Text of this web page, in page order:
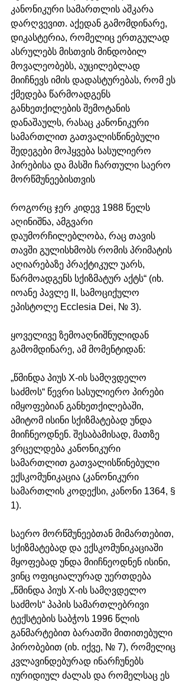
კანონიკური სამართლის აშკარა
დარღვევით. აქედან გამომდინარე,
დიკასტერია, რომელიც ერთგულად
ასრულებს მისთვის მინდობილ
მოვალეობებს, აუცილებლად
მიიჩნევს იმის დადასტურებას, რომ ეს
ქმედება წარმოადგენს
განხეთქილების შემოტანის
დანაშაულს, რასაც კანონიკური
სამართლით გათვალისწინებული
შედეგები მოჰყვება სასულიერო
პირებისა და მასში ჩართული საერო
მორწმუნეებისთვის
როგორც ჯერ კიდევ 1988 წელს
აღინიშნა, ამგვარი
დაუმორჩილებლობა, რაც თავის
თავში გულისხმობს რომის პრიმატის
აღიარებაზე პრაქტიკულ უარს,
წარმოადგენს სქიზმატურ აქტს“ (იხ.
იოანე პავლე II, სამოციქულო
ეპისტოლე Ecclesia Dei, № 3).
ყოველივე ზემოაღნიშნულიდან
გამომდინარე, ამ მომენტიდან:
„წმინდა პიუს X-ის სამღვდელო
საძმოს“ წევრი სასულიერო პირები
იმყოფებიან განხეთქილებაში,
ამიტომ ისინი სქიზმატებად უნდა
მიიჩნეოდნენ. შესაბამისად, მათზე
ვრცელდება კანონიკური
სამართლით გათვალისწინებული
ექსკომუნიკაცია (კანონიკური
სამართლის კოდექსი, კანონი 1364, §
1).
საერო მორწმუნეებთან მიმართებით,
სქიზმატებად და ექსკომუნიკაციაში
მყოფებად უნდა მიიჩნეოდნენ ისინი,
ვინც ოფიციალურად უერთდება
„წმინდა პიუს X-ის სამღვდელო
საძმოს“ პაპის სამართლებრივი
ტექსტების საბჭოს 1996 წლის
განმარტებით ბარათში მითითებული
პირობებით (იხ. იქვე, № 7), რომელიც
კვლავინდებურად ინარჩუნებს
იურიდიულ ძალას და რომელსაც ეს